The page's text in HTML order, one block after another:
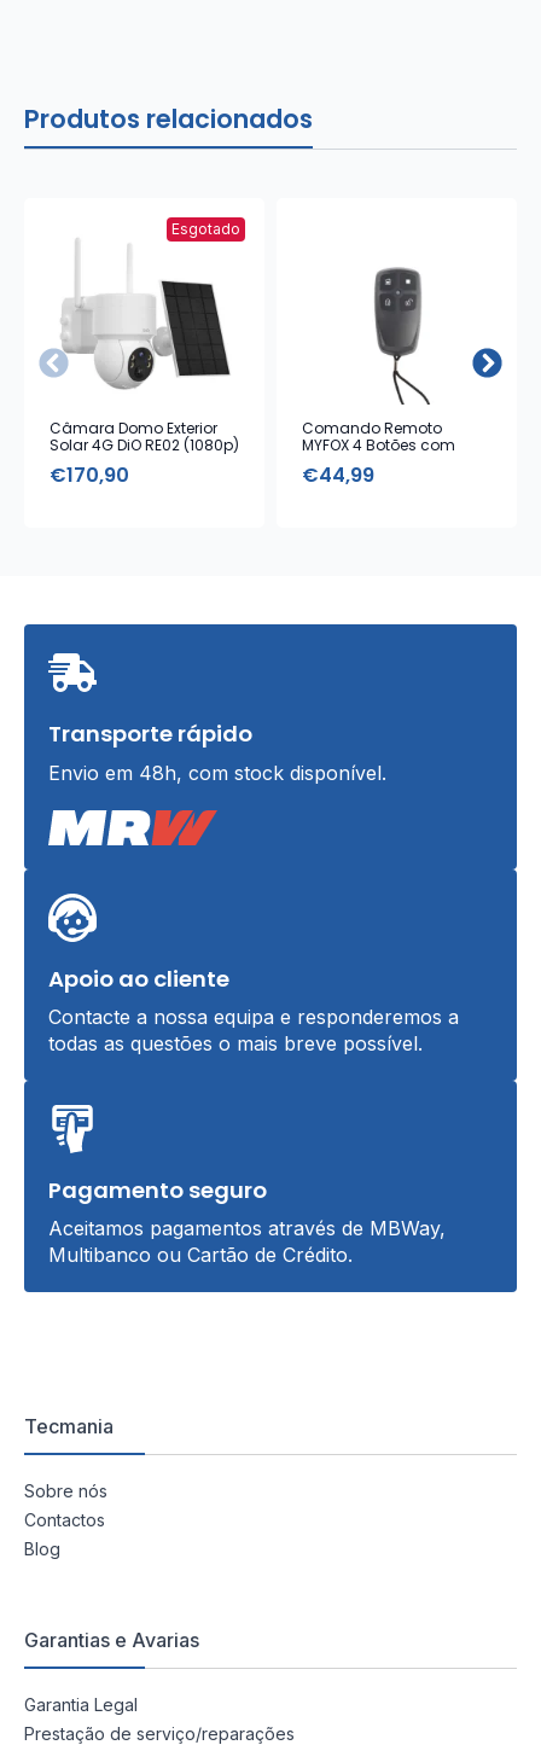
Produtos relacionados
Esgotado
Câmara Domo Exterior
Solar 4G DiO RE02 (1080p)
€170,90
Comando Remoto
MYFOX 4 Botões com
€44,99
Transporte rápido
Envio em 48h, com stock disponível.
Apoio ao cliente
Contacte a nossa equipa e responderemos a
todas as questões o mais breve possível.
Pagamento seguro
Aceitamos pagamentos através de MBWay,
Multibanco ou Cartão de Crédito.
Tecmania
Sobre nós
Contactos
Blog
Garantias e Avarias
Garantia Legal
Prestação de serviço/reparações